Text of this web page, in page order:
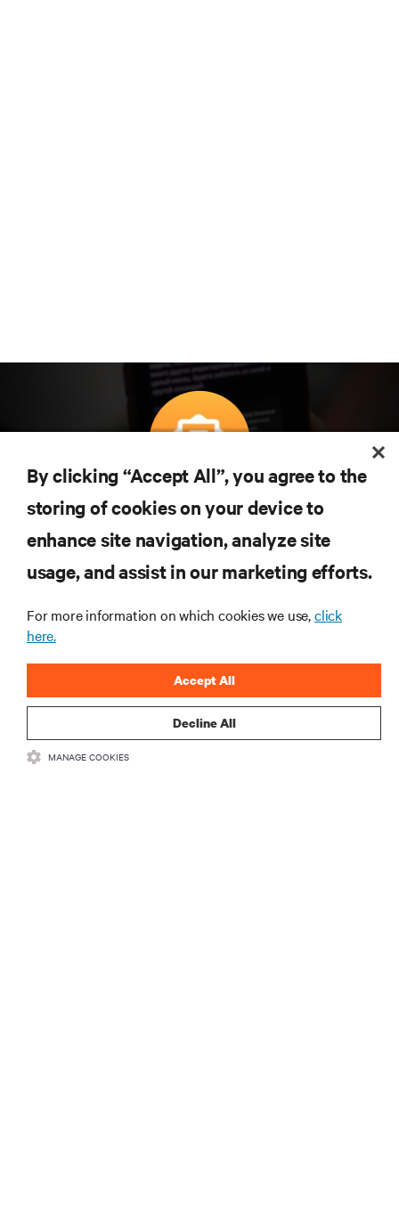
Subscreva para obter as últimas tendências em
tecnologia
Receba atualizações regulares sobre os tópicos
mais importantes da indústria, com discussões mais
recentes e perspetivas especializadas sobre gestão
By clicking “Accept All”, you agree to the
storing of cookies on your device to
enhance site navigation, analyze site
usage, and assist in our marketing efforts.
For more information on which cookies we use,click
here.
Decline All
Accept All
MANAGE COOKIES